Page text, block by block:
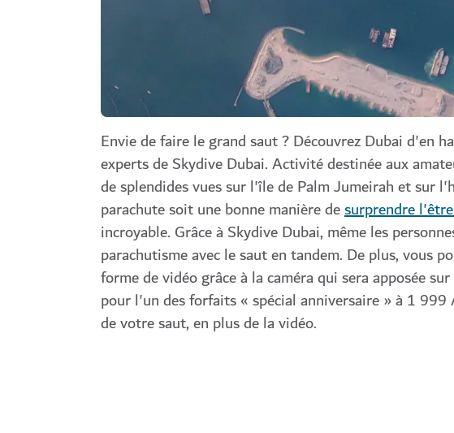
Envie de faire le grand saut ? Découvrez Dubai d'en
experts de Skydive Dubai. Activité destinée aux
de splendides vues sur l'île de Palm Jumeirah et sur
parachute soit une bonne manière desurprendre
incroyable. Grâce à Skydive Dubai, même les
parachutisme avec le saut en tandem. De plus, vous
forme de vidéo grâce à la caméra qui sera apposée
pour l'un des forfaits « spécial anniversaire » à 1
de votre saut, en plus de la vidéo.